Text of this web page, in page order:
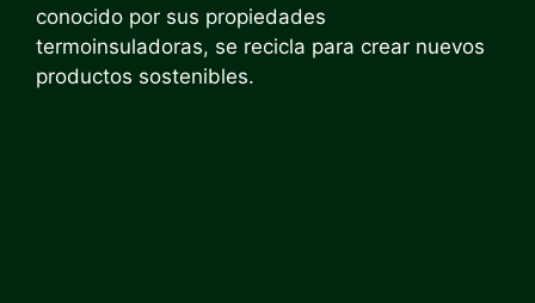
conocido por sus propiedades
termoinsuladoras, se recicla para crear nuevos
productos sostenibles.